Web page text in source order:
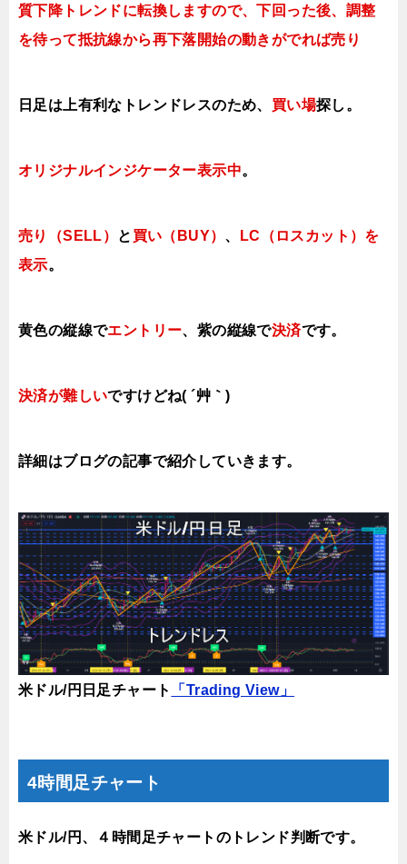
質下降トレンドに転換しますので、下回った後、調整
を待って抵抗線から再下落開始の動きがでれば売り
日足は上有利なトレンドレスのため、 買い場探し。
オリジナルインジケーター表示中。
売り（SELL） と 買い（BUY） 、
LC（ロスカット）を
表示。
黄色の縦線でエントリー、紫の縦線で決済です。
決済が難しいですけどね( ´艸｀)
詳細はブログの記事で紹介していきます。
米ドル/円日足チャート 「Trading View」
4時間足チャート
米ドル/円、４時間足チャートのトレンド判断です。